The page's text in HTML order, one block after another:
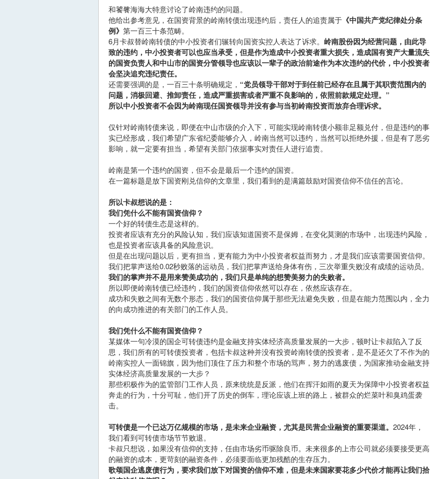
和饕餮海海大特意讨论了岭南违约的问题。
他给出参考意见，在国资背景的岭南转债出现违约后，责任人的追责属于 《中国共产党纪律处分条
例》 第一百三十条范畴。
6月卡叔替岭南转债的中小投资者们辗转向国资实控人表达了诉求。 岭南股份因为经营问题，由此导
致的违约，中小投资者可以也应当承受，但是作为造成中小投资者重大损失，造成国有资产大量流失
的国资负责人和中山市的国资分管领导也应该以一辈子的政治前途作为本次违约的代价，中小投资者
会坚决追究违纪责任。
还需要强调的是，一百三十条明确规定， “党员领导干部对于到任前已经存在且属于其职责范围内的
问题，消极回避、推卸责任，造成严重损害或者严重不良影响的，依照前款规定处理。”
所以中小投资者不会因为岭南现任国资领导并没有参与当初岭南投资而放弃合理诉求。
仅针对岭南转债来说，即便在中山市级的介入下，可能实现岭南转债小额非足额兑付，但是违约的事
实已经形成，我们希望广东省纪委能够介入，岭南当然可以违约，当然可以拒绝外援，但是有了恶劣
影响，就一定要有担当，希望有关部门依据事实对责任人进行追责。
岭南是第一个违约的国资，但不会是最后一个违约的国资。
在一篇标题是放下国资刚兑信仰的文章里，我们看到的是满篇鼓励对国资信仰不信任的言论。
所以卡叔想说的是：
我们凭什么不能有国资信仰？
一个好的转债生态是这样的。
投资者应该有充分的风险认知，我们应该知道国资不是保姆，在变化莫测的市场中，出现违约风险，
也是投资者应该具备的风险意识。
但是在出现问题以后，更有担当，更有能力为中小投资者权益而努力，才是我们应该需要国资信仰。
我们把掌声送给0.02秒败落的运动员，我们把掌声送给身体有伤，三次举重失败没有成绩的运动员。
我们的掌声并不是用来赞美成功的，我们只是单纯的想赞美努力的失败者。
所以即便岭南转债已经违约，我们的国资信仰依然可以存在，依然应该存在。
成功和失败之间有无数个形态，我们的国资信仰属于那些无法避免失败，但是在能力范围以内，全力
的向成功推进的有关部门的工作人员。
我们凭什么不能有国资信仰？
某媒体一句冷漠的国企可转债违约是金融支持实体经济高质量发展的一大步，顿时让卡叔陷入了反
思，我们所有的可转债投资者，包括卡叔这种并没有投资岭南转债的投资者，是不是还欠了不作为的
岭南实控人一面锦旗，因为他们顶住了压力和整个市场的骂声，努力的逃废债，为国家推动金融支持
实体经济高质量发展的一大步？
那些积极作为的监管部门工作人员，原来统统是反派，他们在挥汗如雨的夏天为保障中小投资者权益
奔走的行为，十分可耻，他们开了历史的倒车，理论应该上班的路上，被群众的烂菜叶和臭鸡蛋袭
击。
可转债是一个已达万亿规模的市场，是未来企业融资，尤其是民营企业融资的重要渠道。 2024年，
我们看到可转债市场节节败退。
卡叔只想说，如果没有信仰的支持，任由市场劣币驱除良币。未来很多的上市公司就必须要接受更高
的融资的成本，更苛刻的融资条件，必须要面临更加残酷的生存压力。
歌颂国企逃废债行为，要求我们放下对国资的信仰不难，但是未来国家要花多少代价才能再让我们拾